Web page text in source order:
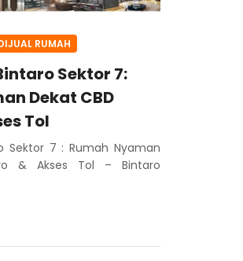
RUMAH
Sektor 7:
Dekat CBD
Tol
Sektor 7 : Rumah Nyaman
& Akses Tol – Bintaro